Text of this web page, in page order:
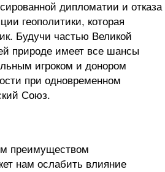
дипломатии и отказа
геополитики, которая
Будучи частью Великой
природе имеет все шансы
игроком и донором
при одновременном
Союз.
преимуществом
нам ослабить влияние